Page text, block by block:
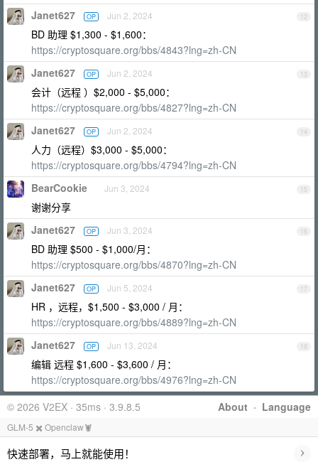
12
Janet627 OP Jun 2, 2024
BD 助理 $1,300 - $1,600：
https://cryptosquare.org/bbs/4843?lng=zh-CN
13
Janet627 OP Jun 2, 2024
会计（远程 ）$2,000 - $5,000：
https://cryptosquare.org/bbs/4827?lng=zh-CN
14
Janet627 OP Jun 2, 2024
人力（远程）$3,000 - $5,000：
https://cryptosquare.org/bbs/4794?lng=zh-CN
15
BearCookie Jun 3, 2024
谢谢分享
16
Janet627 OP Jun 3, 2024
BD 助理 $500 - $1,000/月：
https://cryptosquare.org/bbs/4870?lng=zh-CN
17
Janet627 OP Jun 5, 2024
HR ，远程，$1,500 - $3,000 / 月：
https://cryptosquare.org/bbs/4889?lng=zh-CN
18
Janet627 OP Jun 13, 2024
编辑 远程 $1,600 - $3,600 / 月：
https://cryptosquare.org/bbs/4976?lng=zh-CN
About · Language
© 2026 V2EX · 35ms · 3.9.8.5
GLM-5 ✖️ Openclaw🦞
快速部署，马上就能使用！ ›